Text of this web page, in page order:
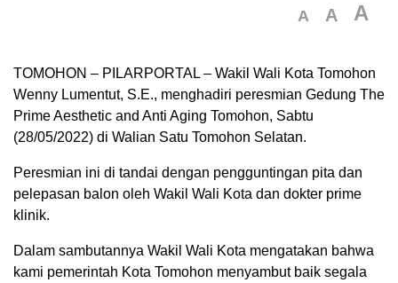
A A A
TOMOHON – PILARPORTAL – Wakil Wali Kota Tomohon
Wenny Lumentut, S.E., menghadiri peresmian Gedung The
Prime Aesthetic and Anti Aging Tomohon, Sabtu
(28/05/2022) di Walian Satu Tomohon Selatan.
Peresmian ini di tandai dengan pengguntingan pita dan
pelepasan balon oleh Wakil Wali Kota dan dokter prime
klinik.
Dalam sambutannya Wakil Wali Kota mengatakan bahwa
kami pemerintah Kota Tomohon menyambut baik segala